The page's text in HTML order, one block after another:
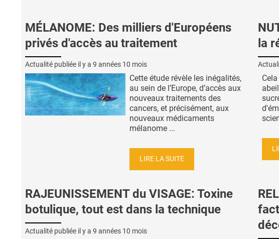
MÉLANOME: Des milliers d'Européens
privés d'accès au traitement
Actualité publiée il y a 9 années 10 mois
Cette étude révèle les inégalités,
au sein de l’Europe, d’accès aux
nouveaux traitements des
cancers, et précisément, aux
nouveaux médicaments
mélanome ...
LIRE LA SUITE
la
RAJEUNISSEMENT du VISAGE: Toxine
botulique, tout est dans la technique
Actualité publiée il y a 9 années 10 mois